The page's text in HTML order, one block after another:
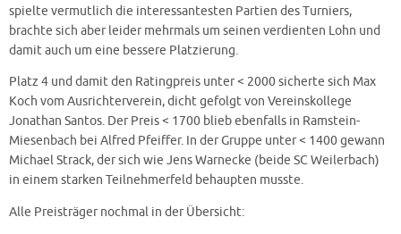
spielte vermutlich die interessantesten Partien des Turniers,
brachte sich aber leider mehrmals um seinen verdienten Lohn und
damit auch um eine bessere Platzierung.
Platz 4 und damit den Ratingpreis unter < 2000 sicherte sich Max
Koch vom Ausrichterverein, dicht gefolgt von Vereinskollege
Jonathan Santos. Der Preis < 1700 blieb ebenfalls in Ramstein-
Miesenbach bei Alfred Pfeiffer. In der Gruppe unter < 1400 gewann
Michael Strack, der sich wie Jens Warnecke (beide SC Weilerbach)
in einem starken Teilnehmerfeld behaupten musste.
Alle Preisträger nochmal in der Übersicht: